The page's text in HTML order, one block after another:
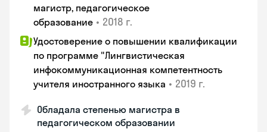
магистр, педагогическое
образование • 2018 г.
Удостоверение о повышении квалификации
по программе "Лингвистическая
инфокоммуникационная компетентность
учителя иностранного языка • 2019 г.
Обладала степенью магистра в
педагогическом образовании